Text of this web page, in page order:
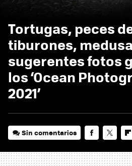
Tortugas, peces
tiburones,
sugerentes fotos
los ‘Ocean
2021’
Sin comentarios